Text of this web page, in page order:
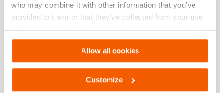
who may combine it with other information that you’ve
provided to them or that they’ve collected from your use
of their services. You can change your preferences via
Settings. See ourcookiestatement.
Allow all cookies
Customize
Downloaden
Safety Guide – Hydraulic hoses & couplers